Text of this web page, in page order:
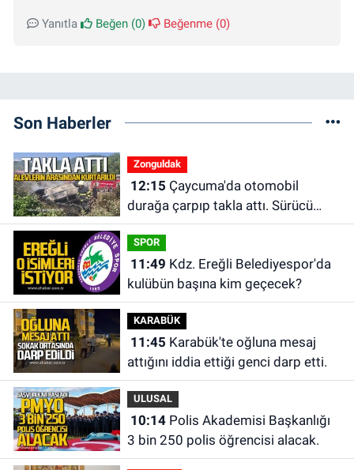
Yanıtla Beğen (0) Beğenme (0)
Son Haberler
Zonguldak
12:15
durağa çarpıp takla attı. Sürücü
alevlerin arasından kurtarıldı.
SPOR
11:49
kulübün başına kim geçecek?
KARABÜK
11:45
attığını iddia ettiği genci darp etti.
ULUSAL
10:14Polis Akademisi Başkanlığı
3 bin 250 polis öğrencisi alacak.